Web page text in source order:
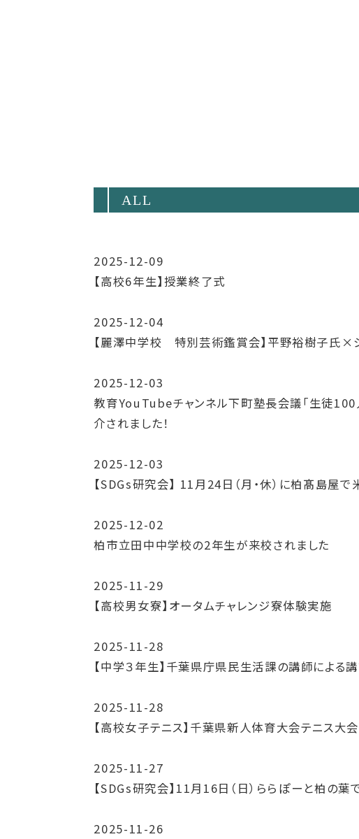
ALL
2025-12-09
【高校6年生】授業終了式
2025-12-04
【麗澤中学校 特別芸術鑑賞会】平野裕樹子氏×
2025-12-03
教育YouTubeチャンネル下町塾長会議「生徒100
介されました！
2025-12-03
【SDGs研究会】 11月24日（月・休）に柏髙島屋
2025-12-02
柏市立田中中学校の2年生が来校されました
2025-11-29
【高校男女寮】オータムチャレンジ寮体験実施
2025-11-28
【中学３年生】千葉県庁県民生活課の講師による
2025-11-28
【高校女子テニス】千葉県新人体育大会テニス大
2025-11-27
【SDGs研究会】11月16日（日）ららぽーと柏の
2025-11-26